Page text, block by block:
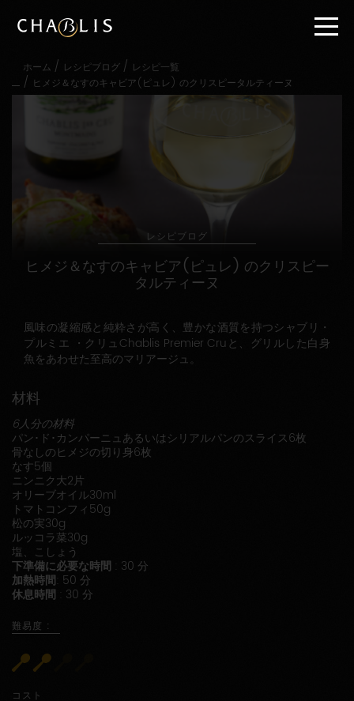
ホーム / レシピブログ / レシピ一覧
/ ヒメジ＆なすのキャビア(ピュレ) のクリスピータルティーヌ
レシピブログ
ヒメジ＆なすのキャビア(ピュレ) のクリスピー
タルティーヌ
風味の凝縮感と純粋さが高く、豊かな酒質を持つシャブリ・
プルミエ ・クリュChablis Premier Cruと、グリルした白身
魚をあわせた至高のマリアージュ。
材料
6人分の材料
パン･ド･カンパーニュあるいはシリアルパンのスライス6枚
骨なしのヒメジの切り身6枚
なす5個
ニンニク大2片
オリーブオイル30ml
トマトコンフィ50g
松の実30g
ルッコラ菜30g
塩、こしょう
下準備に必要な時間
: 30 分
加熱時間
: 50 分
休息時間
: 30 分
難易度 :
コスト